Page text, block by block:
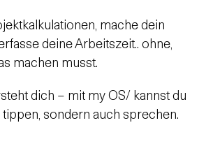
mache dein
deine Arbeitszeit.. ohne,
machen musst.
dich – mit my OS/ kannst du
sondern auch sprechen.